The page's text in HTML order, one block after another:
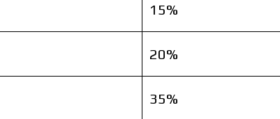
15%
20%
35%
Замовити
з менеджером Makosh
Завантажити каталог
Завантажити каталог